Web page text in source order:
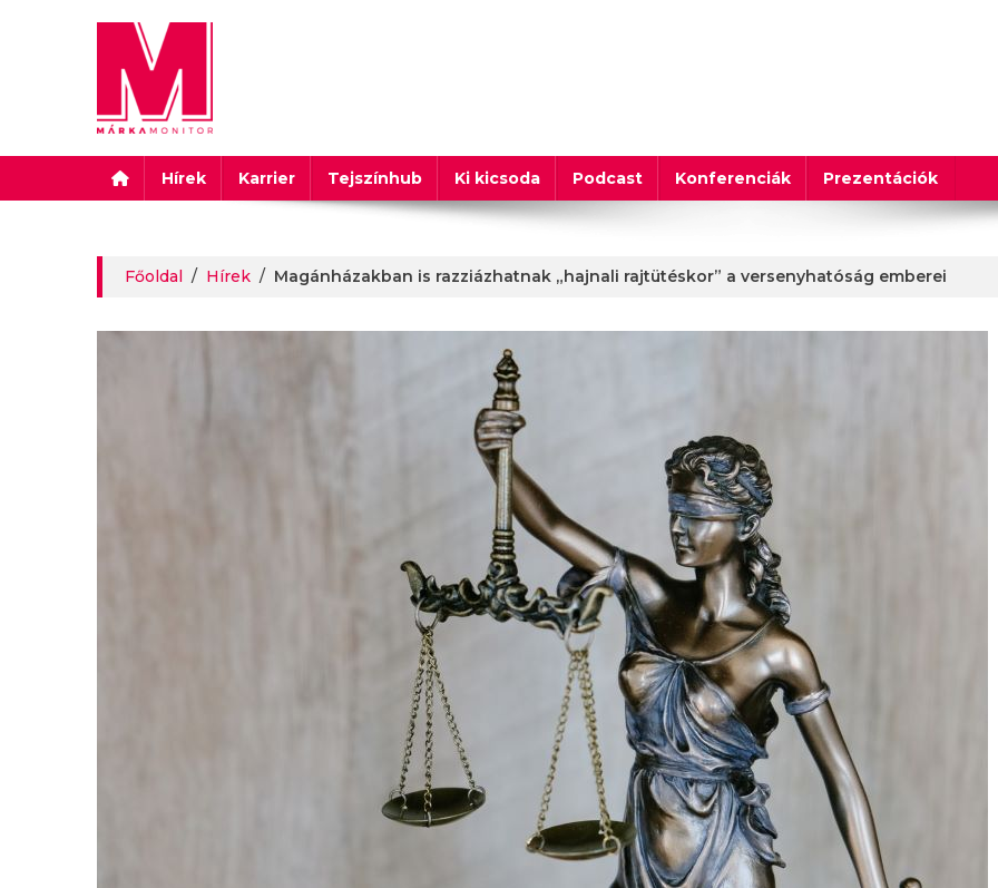
Márkamonitor
Hírek Karrier Tejszínhub Ki kicsoda Podcast Konferenciák Prezentációk
Főoldal / Hírek / Magánházakban is razziázhatnak „hajnali rajtütéskor” a versenyhatóság emberei